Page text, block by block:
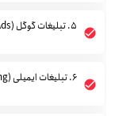
۵. تبلیغات گوگل (Google Ads)
۶. تبلیغات ایمیلی (Email Marketing)